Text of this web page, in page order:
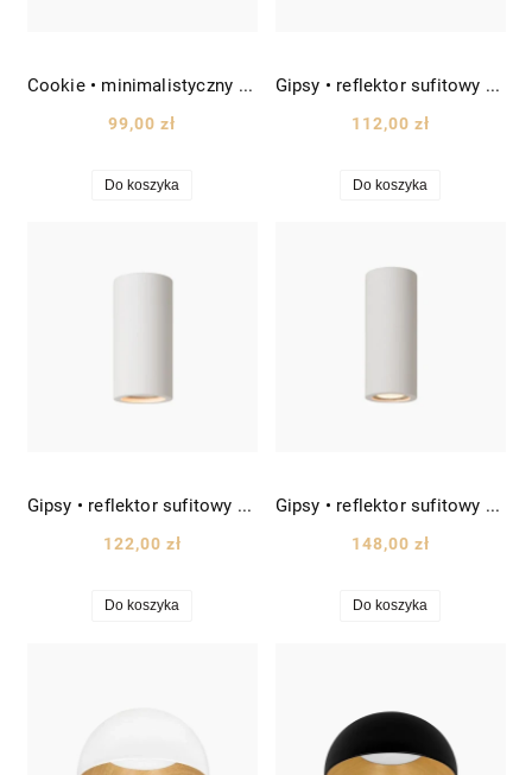
Cookie • minimalistyczny spot sufitowy tuba złota oprawa obręcz wys. 12,5cm złoty/czarny
99,00 zł
Do koszyka
Gipsy • reflektor sufitowy spot gipsowa tuba wys. 11cm biały
112,00 zł
Do koszyka
Gipsy • reflektor sufitowy spot gipsowy tuba wys. 14cm biały
122,00 zł
Do koszyka
Gipsy • reflektor sufitowy spot gipsowy tuba wys. 17cm biały
148,00 zł
Do koszyka